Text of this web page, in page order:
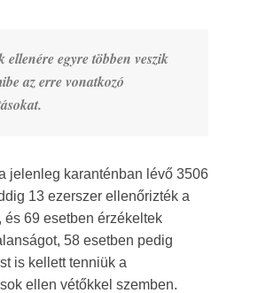
ellenére egyre többen veszik
az erre vonatkozó
jelenleg karanténban lévő 3506
13 ezerszer ellenőrizték a
és 69 esetben érzékeltek
58 esetben pedig
is kellett tenniük a
ellen vétőkkel szemben.